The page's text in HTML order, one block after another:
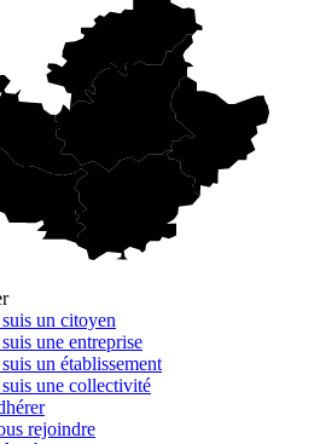
suis un citoyen
suis une entreprise
suis un établissement
suis une collectivité
rejoindre